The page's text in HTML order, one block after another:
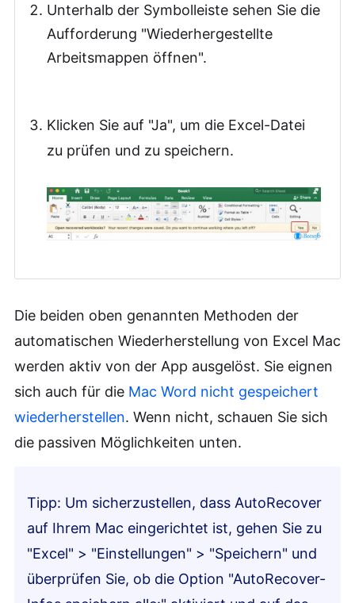
Unterhalb der Symbolleiste sehen Sie die
Aufforderung "Wiederhergestellte
Arbeitsmappen öffnen".
Klicken Sie auf "Ja", um die Excel-Datei
zu prüfen und zu speichern.
Die beiden oben genannten Methoden der
automatischen Wiederherstellung von Excel Mac
werden aktiv von der App ausgelöst. Sie eignen
sich auch für die Mac Word nicht gespeichert
wiederherstellen. Wenn nicht, schauen Sie sich
die passiven Möglichkeiten unten.
Tipp: Um sicherzustellen, dass AutoRecover
auf Ihrem Mac eingerichtet ist, gehen Sie zu
"Excel" > "Einstellungen" > "Speichern" und
überprüfen Sie, ob die Option "AutoRecover-